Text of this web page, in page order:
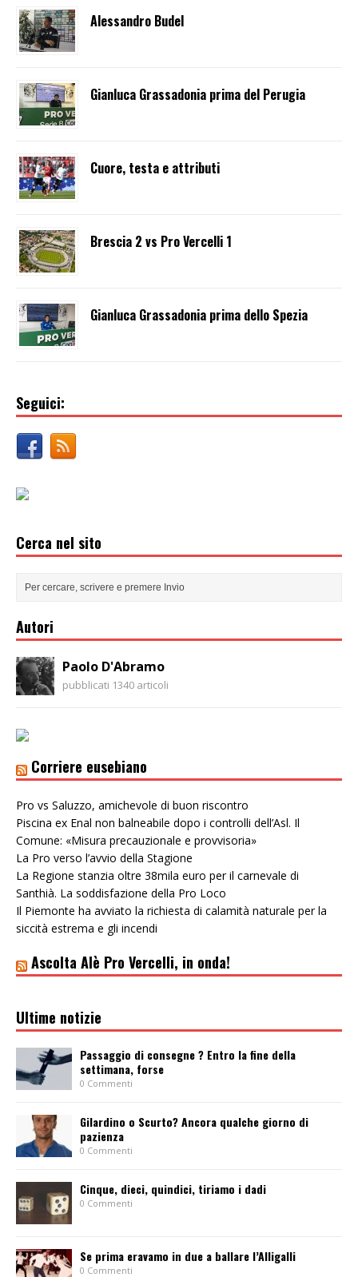
Alessandro Budel
Gianluca Grassadonia prima del Perugia
Cuore, testa e attributi
Brescia 2 vs Pro Vercelli 1
Gianluca Grassadonia prima dello Spezia
Seguici:
Cerca nel sito
Autori
Paolo D'Abramo
pubblicati 1340 articoli
Corriere eusebiano
Pro vs Saluzzo, amichevole di buon riscontro
Piscina ex Enal non balneabile dopo i controlli dell’Asl. Il
Comune: «Misura precauzionale e provvisoria»
La Pro verso l’avvio della Stagione
La Regione stanzia oltre 38mila euro per il carnevale di
Santhià. La soddisfazione della Pro Loco
Il Piemonte ha avviato la richiesta di calamità naturale per la
siccità estrema e gli incendi
Ascolta Alè Pro Vercelli, in onda!
Ultime notizie
Passaggio di consegne ? Entro la fine della
settimana, forse
0 Commenti
Gilardino o Scurto? Ancora qualche giorno di
pazienza
0 Commenti
Cinque, dieci, quindici, tiriamo i dadi
0 Commenti
Se prima eravamo in due a ballare l’Alligalli
0 Commenti